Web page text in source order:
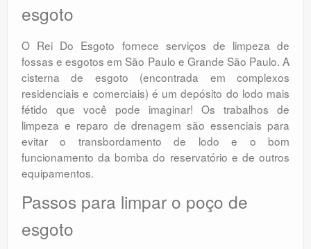
esgoto
O Rei Do Esgoto fornece serviços de limpeza de
fossas e esgotos em São Paulo e Grande São Paulo. A
cisterna de esgoto (encontrada em complexos
residenciais e comerciais) é um depósito do lodo mais
fétido que você pode imaginar! Os trabalhos de
limpeza e reparo de drenagem são essenciais para
evitar o transbordamento de lodo e o bom
funcionamento da bomba do reservatório e de outros
equipamentos.
Passos para limpar o poço de
esgoto